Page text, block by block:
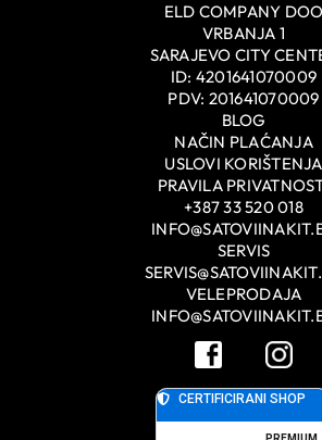
ELD COMPANY DOO
VRBANJA 1
SARAJEVO CITY
ID: 4201641070009
PDV: 201641070009
BLOG
NAČIN PLAĆANJA
USLOVI KORIŠTENJA
PRAVILA
+387 33 520 018
SERVIS
VELEPRODAJA